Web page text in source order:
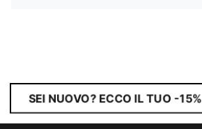
SEI NUOVO? ECCO IL TUO -15%